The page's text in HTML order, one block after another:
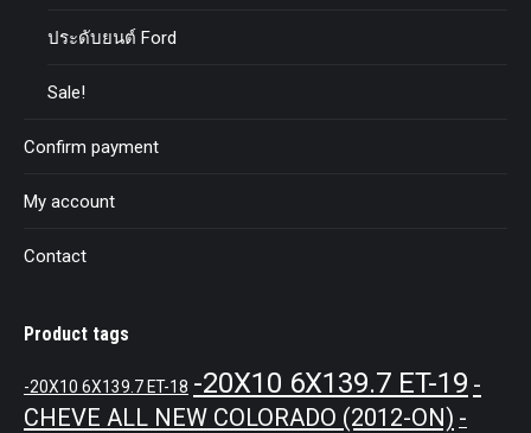
ประดับยนต์ Ford
Sale!
Confirm payment
My account
Contact
Product tags
-20X10 6X139.7 ET-18 -20X10 6X139.7 ET-19 -
CHEVE ALL NEW COLORADO (2012-ON) -